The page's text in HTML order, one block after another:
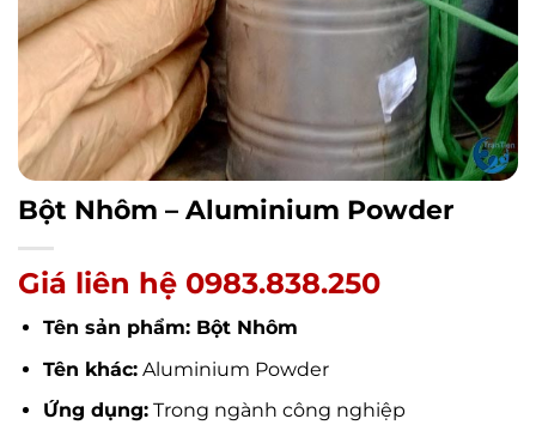
Bột Nhôm – Aluminium Powder
Giá liên hệ 0983.838.250
Tên sản phẩm: Bột Nhôm
Tên khác:Aluminium Powder
Ứng dụng:Trong ngành công nghiệp